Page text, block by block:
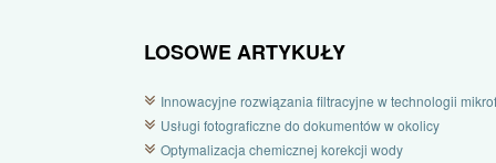
LOSOWE ARTYKUŁY
Innowacyjne rozwiązania filtracyjne w technologii
Usługi fotograficzne do dokumentów w okolicy
Optymalizacja chemicznej korekcji wody